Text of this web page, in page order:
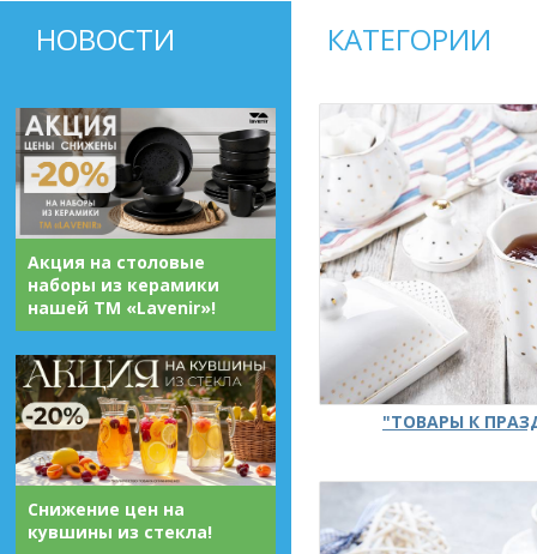
НОВОСТИ
Акция на столовые
наборы из керамики
нашей ТМ «Lavenir»!
Снижение цен на
кувшины из стекла!
КАТЕГОРИИ
"ТОВАРЫ К